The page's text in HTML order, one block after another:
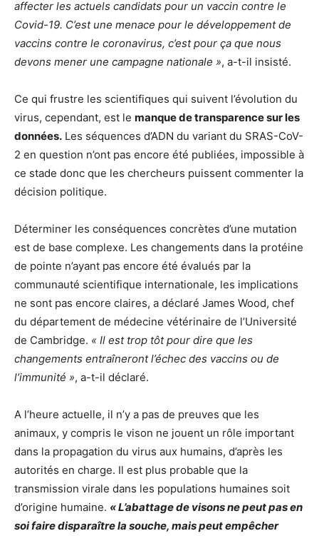
affecter les actuels candidats pour un vaccin contre le
Covid-19. C’est une menace pour le développement de
vaccins contre le coronavirus, c’est pour ça que nous
devons mener une campagne nationale », a-t-il insisté.
Ce qui frustre les scientifiques qui suivent l’évolution du
virus, cependant, est le manque de transparence sur les
données. Les séquences d’ADN du variant du SRAS-CoV-
2 en question n’ont pas encore été publiées, impossible à
ce stade donc que les chercheurs puissent commenter la
décision politique.
Déterminer les conséquences concrètes d’une mutation
est de base complexe. Les changements dans la protéine
de pointe n’ayant pas encore été évalués par la
communauté scientifique internationale, les implications
ne sont pas encore claires, a déclaré James Wood, chef
du département de médecine vétérinaire de l’Université
de Cambridge. « Il est trop tôt pour dire que les
changements entraîneront l’échec des vaccins ou de
l’immunité », a-t-il déclaré.
A l’heure actuelle, il n’y a pas de preuves que les
animaux, y compris le vison ne jouent un rôle important
dans la propagation du virus aux humains, d’après les
autorités en charge. Il est plus probable que la
transmission virale dans les populations humaines soit
d’origine humaine. « L’abattage de visons ne peut pas en
soi faire disparaître la souche, mais peut empêcher